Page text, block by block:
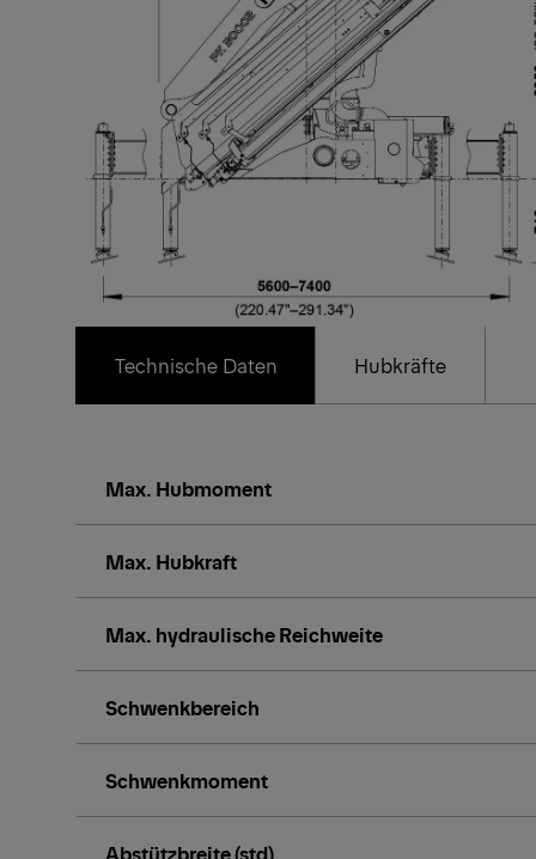
Technische Daten Hubkräfte
Max. Hubmoment
Max. Hubkraft
Max. hydraulische Reichweite
Schwenkbereich
Schwenkmoment
Abstützbreite (std)